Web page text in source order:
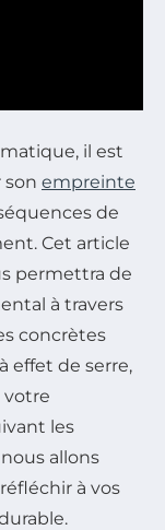
il est
son empreinte
de
Cet article
permettra de
à travers
concrètes
effet de serre,
votre
les
allons
à vos